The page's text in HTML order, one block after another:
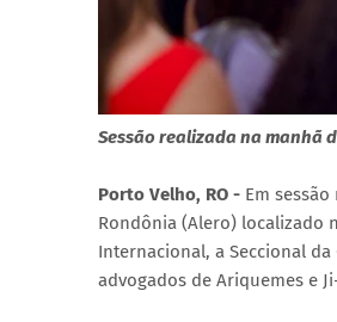
Sessão realizada na manhã
Porto Velho, RO - Em
Rondônia (Alero) localizado
Internacional, a Seccional
advogados de Ariquemes e